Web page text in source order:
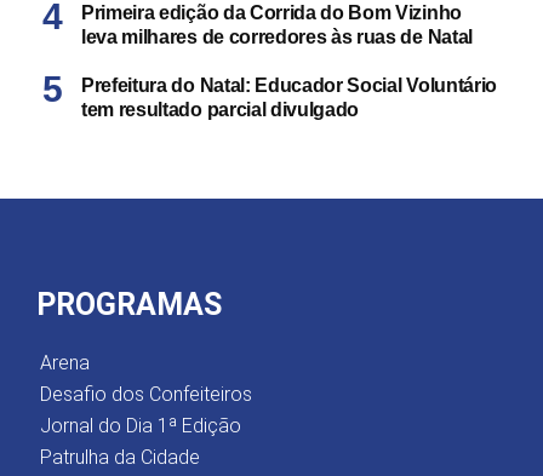
Primeira edição da Corrida do Bom Vizinho
leva milhares de corredores às ruas de Natal
Prefeitura do Natal: Educador Social Voluntário
tem resultado parcial divulgado
PROGRAMAS
Arena
Desafio dos Confeiteiros
Jornal do Dia 1ª Edição
Patrulha da Cidade